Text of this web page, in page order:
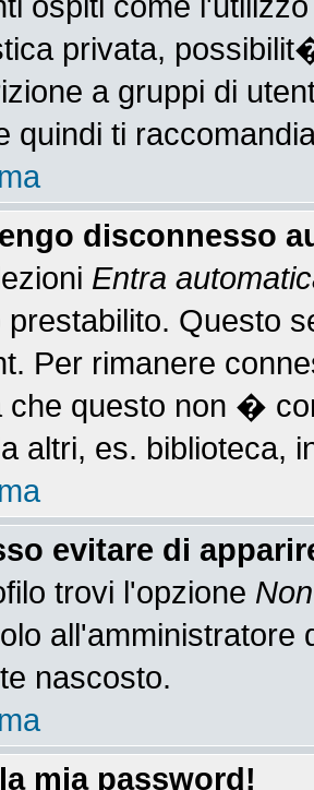
privata,
a gruppi di
quindi ti
disconnesso
Entra
prestabilito. Questo
Per rimanere
che questo non �
altri, es.
evitare di
trovi l'opzione
all'amministratore
nascosto.
mia password!